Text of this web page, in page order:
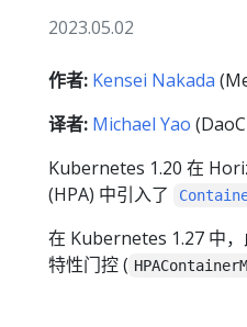
2023.05.02
作者: Kensei Nakada
译者: Michael Yao
Kubernetes 1.20 在
(HPA) 中引入了
在 Kubernetes 1.27 中
特性门控 (